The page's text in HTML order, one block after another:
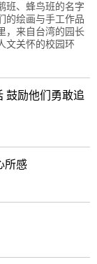
班、蜂鸟班的名字
的绘画与手工作品
，来自台湾的园长
文关怀的校园环
鼓励他们勇敢追
所感